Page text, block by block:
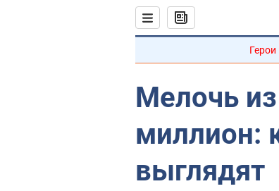
Мелочь
миллион:
выглядят